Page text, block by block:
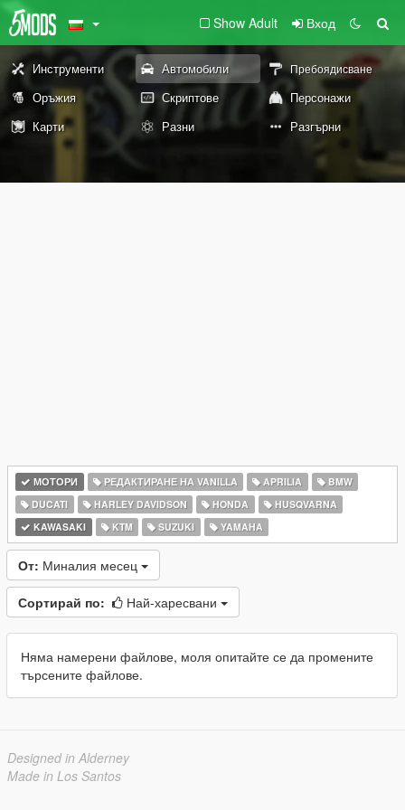
Show Adult Вход
Инструменти Автомобили Пребоядисване
Оръжия Скриптове
Персонажи
Карти
Разни Разгърни
МОТОРИ РЕДАКТИРАНЕ НА VANILLA APRILIA
BMW
DUCATI
HARLEY DAVIDSON HONDA
HUSQVARNA
KAWASAKI
KTM SUZUKI YAMAHA
От: Миналия месец
Сортирай по: Най-харесвани
Няма намерени файлове, моля опитайте се да промените
търсените файлове.
Designed in Alderney
Made in Los Santos